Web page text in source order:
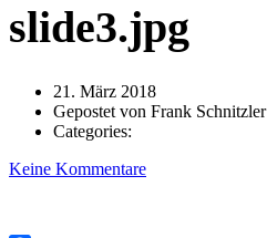
slide3.jpg
21. März 2018
Gepostet von Frank Schnitzler
Categories:
Keine Kommentare